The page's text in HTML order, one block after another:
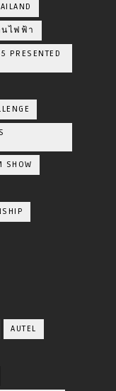
นไฟฟ้า
PRESENTED
SHOW
AUTEL